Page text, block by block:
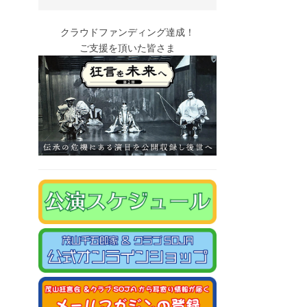
クラウドファンディング達成！
ご支援を頂いた皆さま